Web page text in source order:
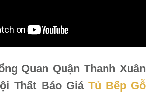
Quan Quận Thanh Xuân
Thất Báo Giá Tủ Bếp Gỗ